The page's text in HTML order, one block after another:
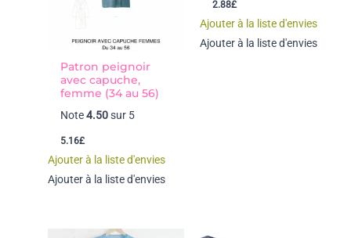
Patron peignoir
avec capuche,
femme (34 au 56)
Note4.50sur 5
5.16£
Ajouter à la liste d'envies
Ajouter à la liste d'envies
2.88£
Ajouter à la liste d'envies
Ajouter à la liste d'envies